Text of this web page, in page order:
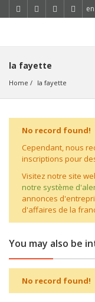
en
la fayette
Home la fayette
No record found!
Cependant, nous
inscriptions pour
Visitez notre site
notre système
annonces
d'affaires de la
You may also be
No record found!